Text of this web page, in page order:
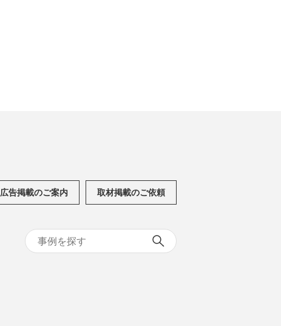
広告掲載のご案内 取材掲載のご依頼